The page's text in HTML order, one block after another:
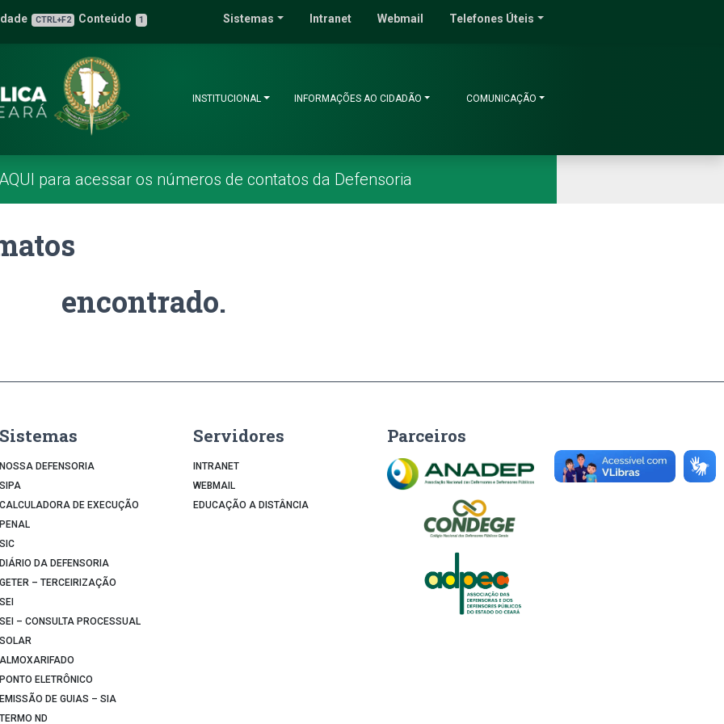
do Estado do Ceará
de Acessibilidade
CTRL+F2 Conteúdo 1 Sistemas Intranet Webmail Telefones Úteis
INSTITUCIONAL INFORMAÇÕES AO CIDADÃO COMUNICAÇÃO
para acessar os números de contatos da Defensoria
encontrado.
Sistemas
NOSSA DEFENSORIA
SIPA
CALCULADORA DE EXECUÇÃO
PENAL
SIC
DIÁRIO DA DEFENSORIA
GETER – TERCEIRIZAÇÃO
SEI
SEI – CONSULTA PROCESSUAL
SOLAR
ALMOXARIFADO
PONTO ELETRÔNICO
EMISSÃO DE GUIAS – SIA
TERMO ND
Servidores
INTRANET
WEBMAIL
EDUCAÇÃO A DISTÂNCIA
Parceiros